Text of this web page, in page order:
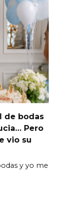
de bodas
Pero
vio su
y yo me